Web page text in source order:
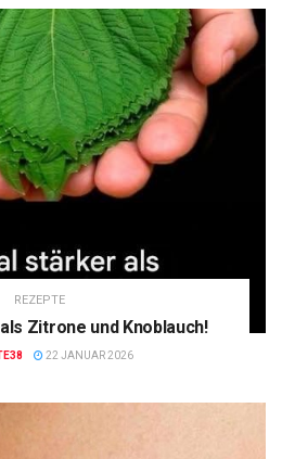
REZEPTE
Zitrone und Knoblauch!
22 JANUAR 2026